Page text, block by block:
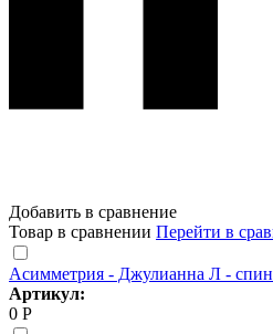
Добавить в сравнение
Товар в сравнении Перейти в
Асимметрия - Джулианна Л -
Артикул:
0 Р